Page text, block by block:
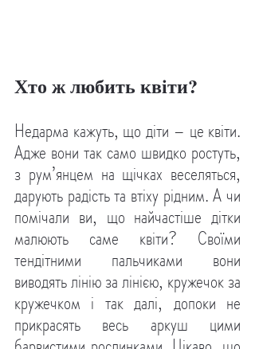
Хто ж любить квіти?
Недарма кажуть, що діти – це квіти.
Адже вони так само швидко ростуть,
з рум’янцем на щічках веселяться,
дарують радість та втіху рідним. А чи
помічали ви, що найчастіше дітки
малюють саме квіти? Своїми
тендітними пальчиками вони
виводять лінію за лінією, кружечок за
кружечком і так далі, допоки не
прикрасять весь аркуш цими